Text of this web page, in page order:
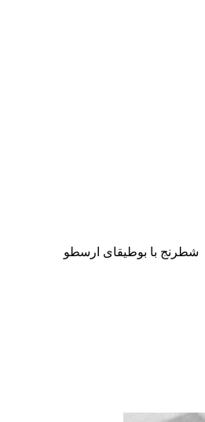
شطرنج با بوطیقای ارسطو